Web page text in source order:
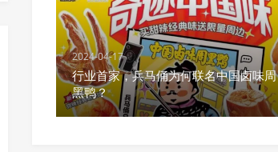
2024-04-17
行业首家，兵马俑为何联名中国卤味周
黑鸭？